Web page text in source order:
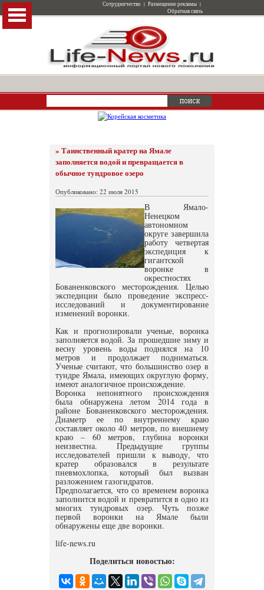
Сотрудничество | Размещение рекламы |
Обратная связь
» Таинственный кратер на Ямале
заполняется водой и превращается в
обычное тундровое озеро
Опубликовано: 22 июля 2015
В Ямало-
Ненецком
автономном
округе завершила
работу четвертая
экспедиция к
гигантской
воронке в
окрестностях
Бованенковского месторождения. Целью
экспедиции было проведение экспресс-
исследований и документирование
изменений воронки.
Как и прогнозировали ученые, воронка
заполняется водой. За прошедшие зиму и
весну уровень воды поднялся на 10
метров и продолжает подниматься.
Ученые считают, что большинство озер в
тундре Ямала, имеющих округлую форму,
имеют аналогичное происхождение.
Воронка непонятного происхождения
была обнаружена летом 2014 года в
районе Бованенковского месторождения.
Диаметр ее по внутреннему краю
составляет около 40 метров, по внешнему
краю – 60 метров, глубина воронки
неизвестна. Предыдущие группы
исследователей пришли к выводу, что
кратер образовался в результате
пневмохлопка, который был вызван
разложением газогидратов.
Предполагается, что со временем воронка
заполнится водой и превратится в одно из
многих тундровых озер. Чуть позже
первой воронки на Ямале были
обнаружены еще две воронки.
life-news.ru
Поделиться новостью: